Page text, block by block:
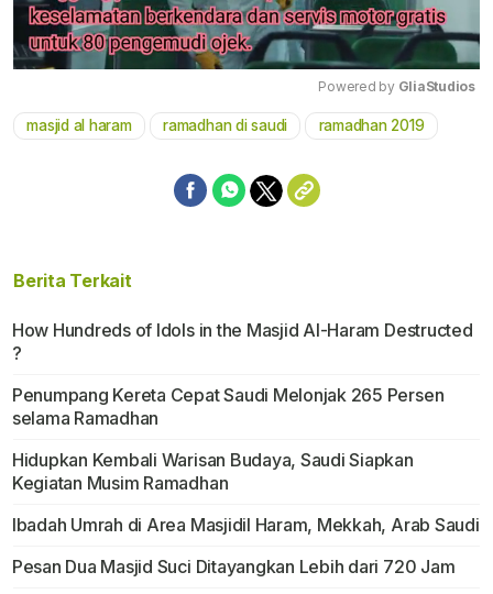
Mute
Powered by GliaStudios
masjid al haram ramadhan di saudi ramadhan 2019
Berita Terkait
How Hundreds of Idols in the Masjid Al-Haram Destructed
?
Penumpang Kereta Cepat Saudi Melonjak 265 Persen
selama Ramadhan
Hidupkan Kembali Warisan Budaya, Saudi Siapkan
Kegiatan Musim Ramadhan
Ibadah Umrah di Area Masjidil Haram, Mekkah, Arab Saudi
Pesan Dua Masjid Suci Ditayangkan Lebih dari 720 Jam